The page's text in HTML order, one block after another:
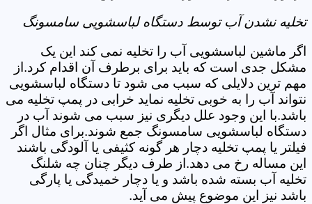
تخلیه نشدن آب توسط دستگاه لباسشویی سامسونگ
اگر ماشین لباسشویی آب را تخلیه نمی کند این یک
مشکل جدی است که باید برای برطرف آن اقدام کرد.از
مهم ترین دلایلی که سبب می شود تا دستگاه لباسشویی
نتواند آب را به خوبی تخلیه نماید خرابی در پمپ تخلیه می
باشد.با این وجود علل دیگری نیز سبب می شوند آب در
دستگاه لباسشویی سامسونگ جمع شوند.برای مثال اگر
فیلتر یا پمپ تخلیه دچار هر گونه کثیفی یا آلودگی باشند
این مساله رخ می دهد.از طرف دیگر چنان چه شلنگ
تخلیه آب بسته شده باشد و یا دچار خمیدگی یا پارگی
باشد نیز این موضوع پیش می آید.